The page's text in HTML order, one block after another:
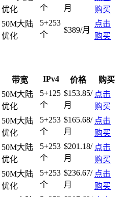
优化
个
月
购买
50M大陆
优化
5+253
个
$389/月
点击
购买
带宽 IPv4 价格 购买
50M大陆
优化
5+125
个
$153.85/
月
点击
购买
50M大陆
优化
5+253
个
$165.68/
月
点击
购买
50M大陆
优化
5+253
个
$201.18/
月
点击
购买
50M大陆
优化
5+253
个
$236.67/
月
点击
购买